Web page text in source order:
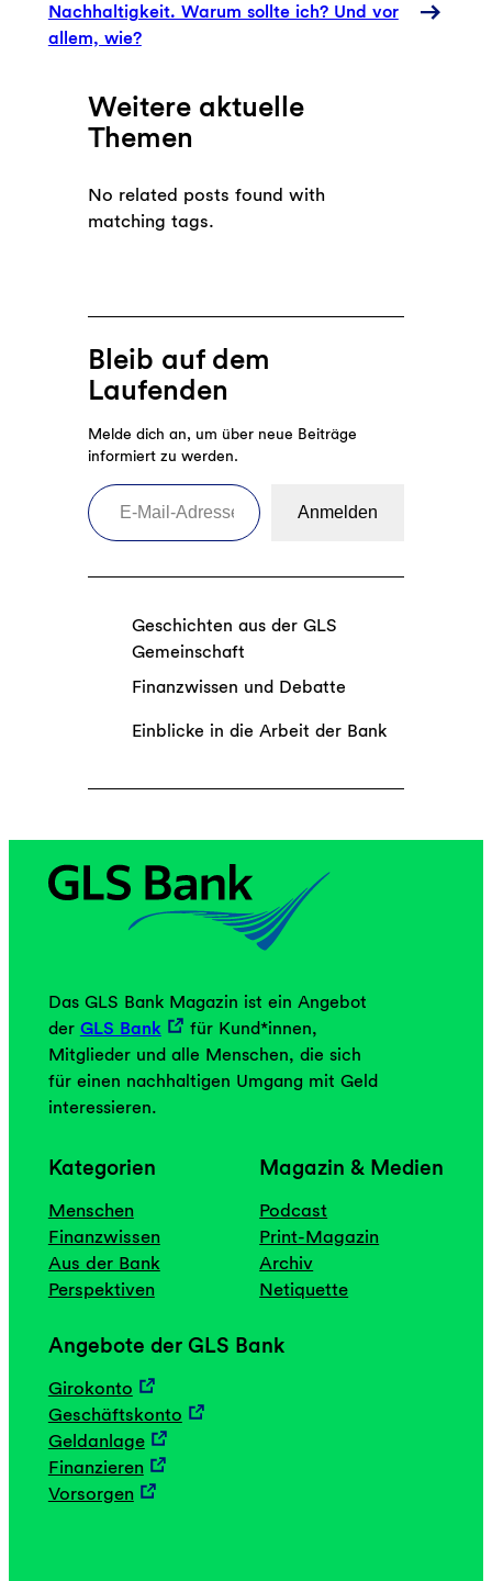
Nachhaltigkeit. Warum sollte ich? Und vor
allem, wie?
Weitere aktuelle
Themen
No related posts found with
matching tags.
Bleib auf dem
Laufenden
Melde dich an, um über neue Beiträge
informiert zu werden.
E-Mail-Adresse eingeben
Anmelden
Geschichten aus der GLS
Gemeinschaft
Finanzwissen und Debatte
Einblicke in die Arbeit der Bank
Das GLS Bank Magazin ist ein Angebot
der GLS Bank
für Kund*innen,
Mitglieder und alle Menschen, die sich
für einen nachhaltigen Umgang mit Geld
interessieren.
Kategorien
Menschen
Finanzwissen
Aus der Bank
Perspektiven
Magazin & Medien
Podcast
Print-Magazin
Archiv
Netiquette
Angebote der GLS Bank
Girokonto
Geschäftskonto
Geldanlage
Finanzieren
Vorsorgen